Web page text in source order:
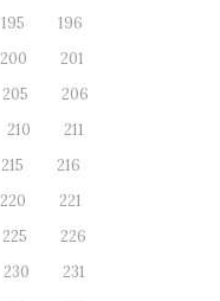
195
196
200
201
205
206
210
211
215
216
220
221
225
226
230
231